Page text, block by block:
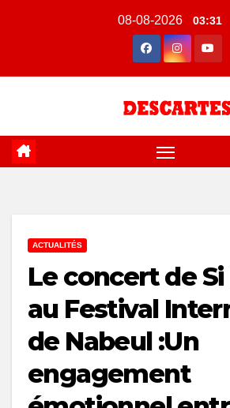
08-08-2026 03:31
ACTUALITÉS
Le concert de
au Festival
de Nabeul :Un
engagement